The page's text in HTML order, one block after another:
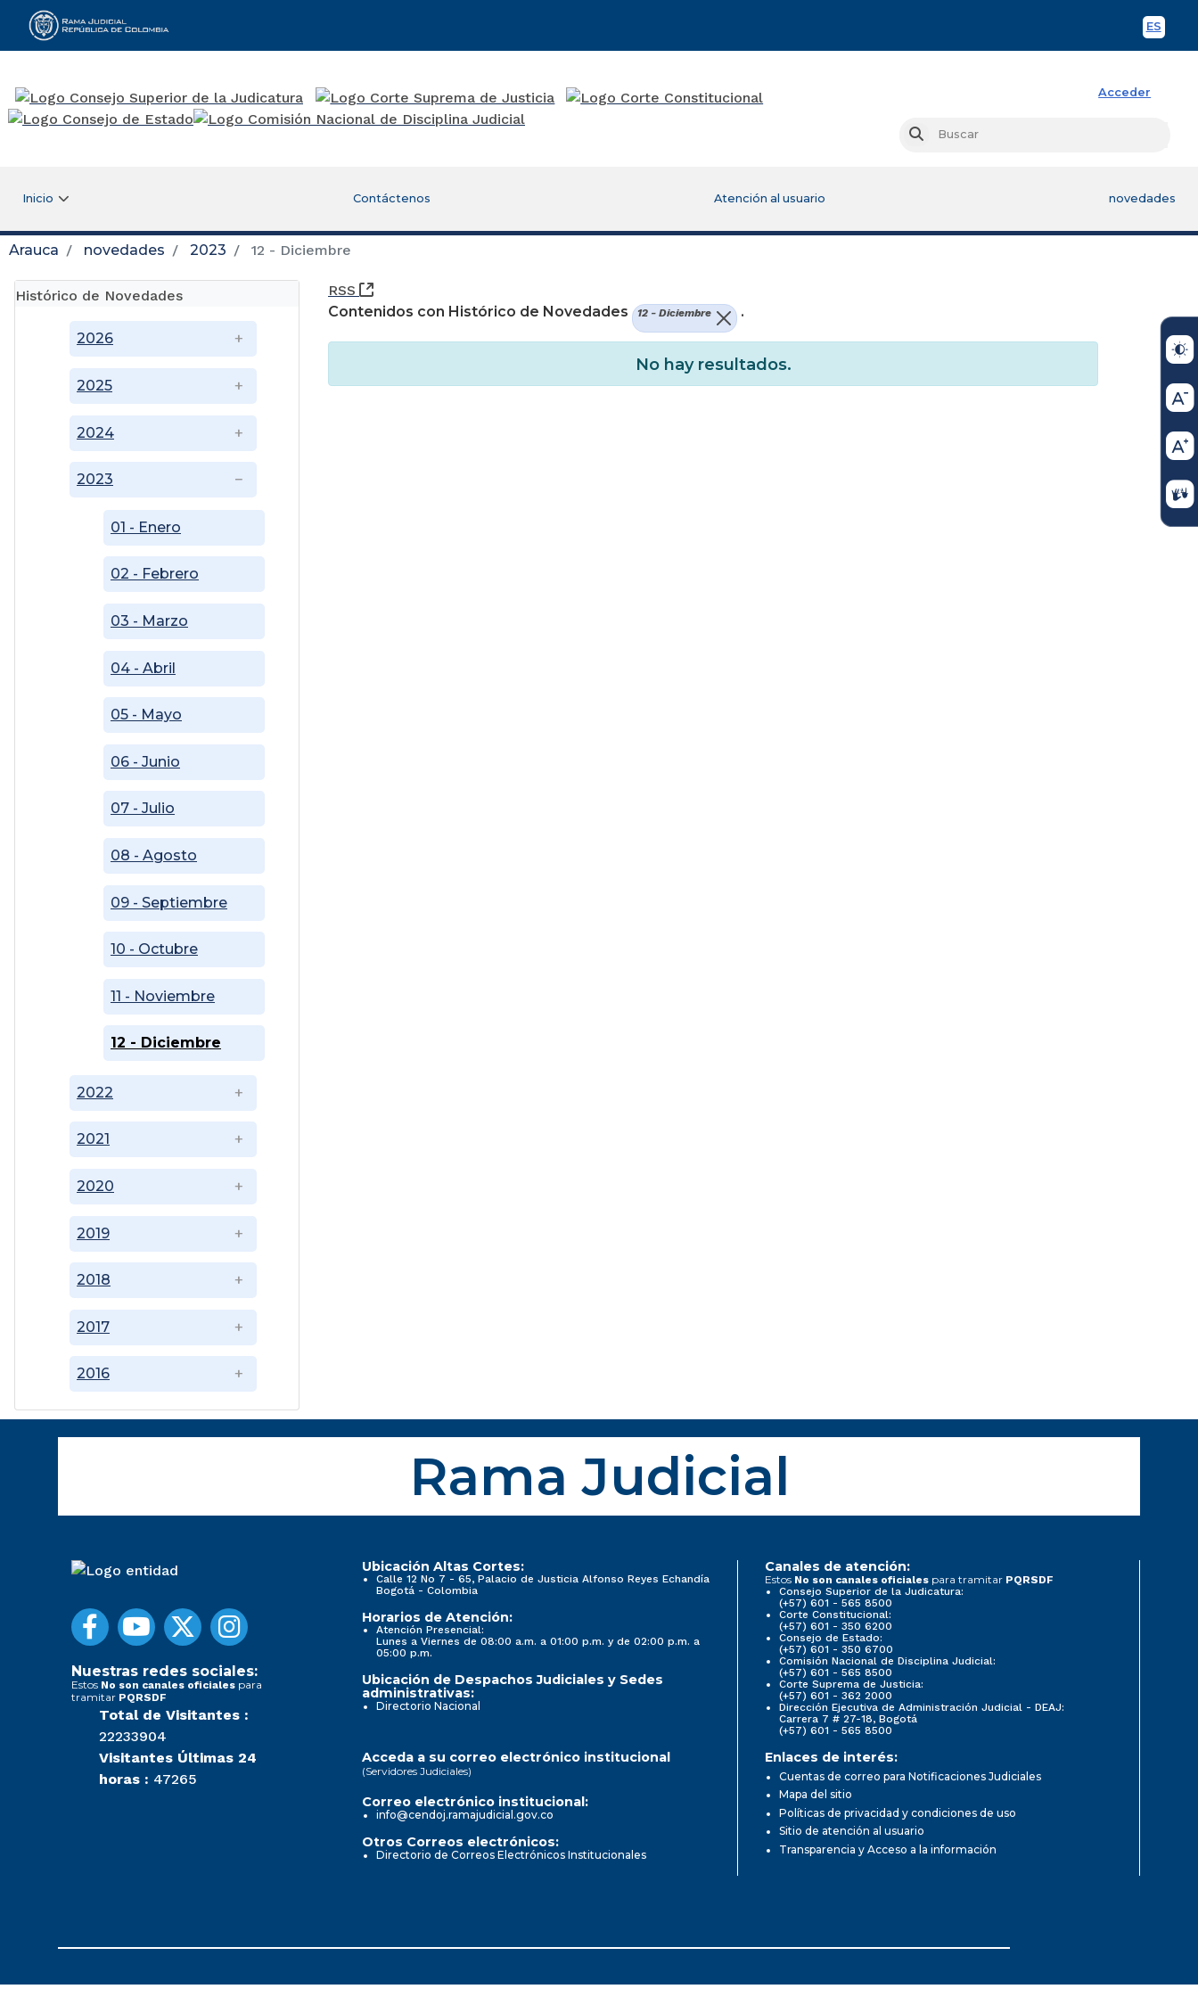
ES
Rama Judicial
Acceder
Buscar
Inicio Contáctenos Atención al usuario novedades
Arauca novedades 2023 12 - Diciembre
Histórico de Novedades
2016
2017
2018
2019
2020
2021
2022
2023
01 - Enero
02 - Febrero
03 - Marzo
04 - Abril
05 - Mayo
06 - Junio
07 - Julio
08 - Agosto
09 - Septiembre
10 - Octubre
11 - Noviembre
12 - Diciembre
2024
2025
2026
RSS
(Abre una nueva ventana)
Contenidos con Histórico de Novedades
12 - Diciembre .
No hay resultados.
Rama Judicial
Nuestras redes sociales:
Estos No son canales oficiales para
tramitar PQRSDF
Total de Visitantes :
22233904
Visitantes Últimas 24
horas : 47265
Ubicación Altas Cortes:
Calle 12 No 7 - 65, Palacio de Justicia Alfonso Reyes Echandía
Bogotá - Colombia
Horarios de Atención:
Atención Presencial:
Lunes a Viernes de 08:00 a.m. a 01:00 p.m. y de 02:00 p.m. a
05:00 p.m.
Ubicación de Despachos Judiciales y Sedes
administrativas:
Directorio Nacional
Canales de atención:
Estos No son canales oficiales para tramitar PQRSDF
Consejo Superior de la Judicatura:
(+57) 601 - 565 8500
Corte Constitucional:
(+57) 601 - 350 6200
Consejo de Estado:
(+57) 601 - 350 6700
Comisión Nacional de Disciplina Judicial:
(+57) 601 - 565 8500
Corte Suprema de Justicia:
(+57) 601 - 362 2000
Dirección Ejecutiva de Administración Judicial - DEAJ:
Carrera 7 # 27-18, Bogotá
(+57) 601 - 565 8500
Acceda a su correo electrónico institucional
(Servidores Judiciales)
Correo electrónico institucional:
info@cendoj.ramajudicial.gov.co
Otros Correos electrónicos:
Directorio de Correos Electrónicos Institucionales
Enlaces de interés:
Cuentas de correo para Notificaciones Judiciales
Mapa del sitio
Políticas de privacidad y condiciones de uso
Sitio de atención al usuario
Transparencia y Acceso a la información